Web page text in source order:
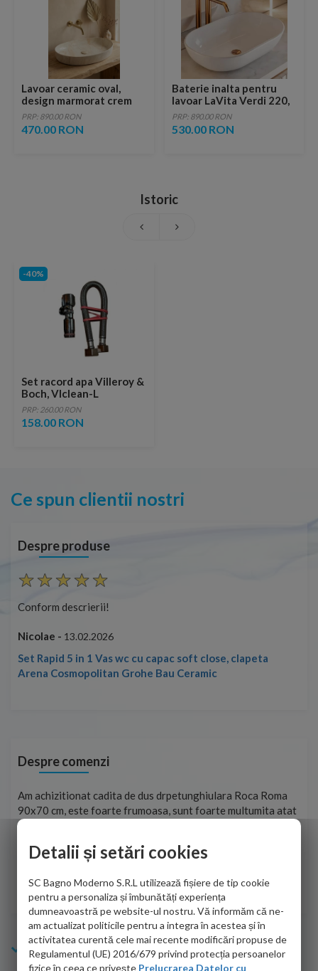
Lavoar ceramic oval,
design marmorat crem
lucios cu vene aurii,
ventil inclus
PRP: 890.00 RON
470.00 RON
Baterie inalta pentru
lavoar LaVita Verdi 220,
fara ventil, brushed
copper
PRP: 890.00 RON
530.00 RON
Istoric
-40%
Set racord apa Villeroy &
Boch, VIclean-L
PRP: 260.00 RON
158.00 RON
Ce spun clientii nostri
Despre produse
Conform descrierii!
Nicolae - 13.02.2026
Set Rapid 5 in 1 Vas wc cu capac soft close, clapeta
Arena Cosmopolitan Grohe Bau Ceramic
Despre comenzi
Am achizitionat cadita de dus drpetunghiulara Roca Roma
90x70 cm, este foarte frumoasa, sunt foarte multumita atat
de personalul firmei dvs. cu care am colaborat in obtinerea
adus coletul in siguranta.Numai bine, va doresc!
Sofrone Viviana -28.07.2026
Info Bagno
Detalii și setări cookies
SC Bagno Moderno S.R.L utilizează fișiere de tip cookie
pentru a personaliza și îmbunătăți experiența
dumneavoastră pe website-ul nostru. Vă informăm că ne-
am actualizat politicile pentru a integra în acestea și în
activitatea curentă cele mai recente modificări propuse de
Regulamentul (UE) 2016/679 privind protecția persoanelor
fizice în ceea ce privește Prelucrarea Datelor cu